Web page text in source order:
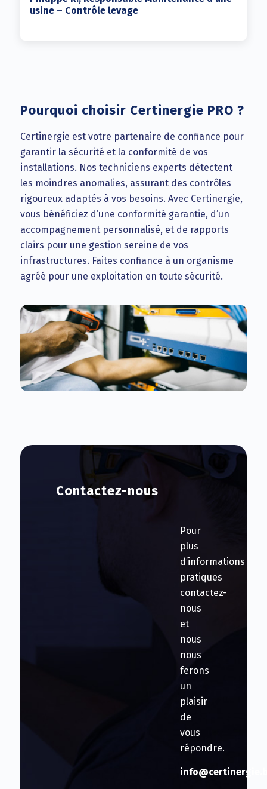
usine – Contrôle levage
Pourquoi choisir Certinergie PRO ?
Certinergie est votre partenaire de confiance pour
garantir la sécurité et la conformité de vos
installations. Nos techniciens experts détectent
les moindres anomalies, assurant des contrôles
rigoureux adaptés à vos besoins. Avec Certinergie,
vous bénéficiez d’une conformité garantie, d’un
accompagnement personnalisé, et de rapports
clairs pour une gestion sereine de vos
infrastructures. Faites confiance à un organisme
agréé pour une exploitation en toute sécurité.
Contactez-nous
Pour
plus
d’informations
pratiques
contactez-
nous
et
nous
nous
ferons
un
plaisir
de
vous
répondre.